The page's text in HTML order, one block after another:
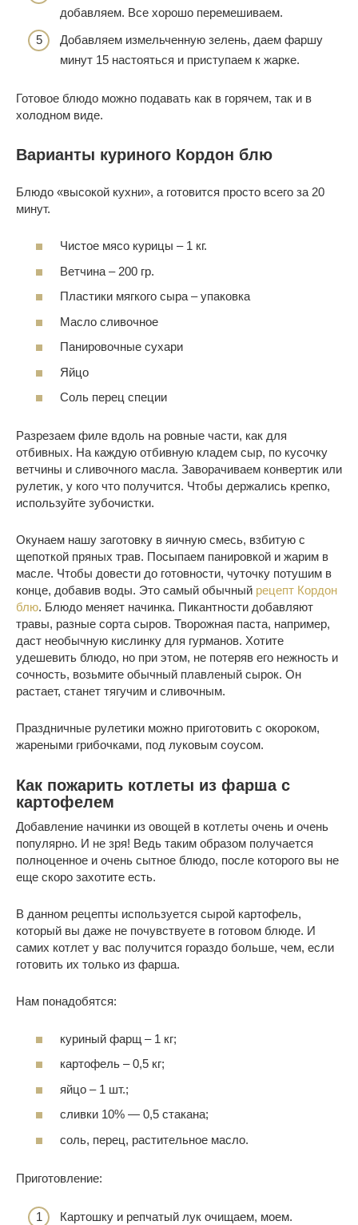
добавляем. Все хорошо перемешиваем.
Добавляем измельченную зелень, даем фаршу
минут 15 настояться и приступаем к жарке.
Готовое блюдо можно подавать как в горячем, так и в
холодном виде.
Варианты куриного Кордон блю
Блюдо «высокой кухни», а готовится просто всего за 20
минут.
Чистое мясо курицы – 1 кг.
Ветчина – 200 гр.
Пластики мягкого сыра – упаковка
Масло сливочное
Панировочные сухари
Яйцо
Соль перец специи
Разрезаем филе вдоль на ровные части, как для
отбивных. На каждую отбивную кладем сыр, по кусочку
ветчины и сливочного масла. Заворачиваем конвертик или
рулетик, у кого что получится. Чтобы держались крепко,
используйте зубочистки.
Окунаем нашу заготовку в яичную смесь, взбитую с
щепоткой пряных трав. Посыпаем панировкой и жарим в
масле. Чтобы довести до готовности, чуточку потушим в
конце, добавив воды. Это самый обычный рецепт Кордон
блю. Блюдо меняет начинка. Пикантности добавляют
травы, разные сорта сыров. Творожная паста, например,
даст необычную кислинку для гурманов. Хотите
удешевить блюдо, но при этом, не потеряв его нежность и
сочность, возьмите обычный плавленый сырок. Он
растает, станет тягучим и сливочным.
Праздничные рулетики можно приготовить с окороком,
жареными грибочками, под луковым соусом.
Как пожарить котлеты из фарша с
картофелем
Добавление начинки из овощей в котлеты очень и очень
популярно. И не зря! Ведь таким образом получается
полноценное и очень сытное блюдо, после которого вы не
еще скоро захотите есть.
В данном рецепты используется сырой картофель,
который вы даже не почувствуете в готовом блюде. И
самих котлет у вас получится гораздо больше, чем, если
готовить их только из фарша.
Нам понадобятся:
куриный фарщ – 1 кг;
картофель – 0,5 кг;
яйцо – 1 шт.;
сливки 10% — 0,5 стакана;
соль, перец, растительное масло.
Приготовление:
Картошку и репчатый лук очищаем, моем.